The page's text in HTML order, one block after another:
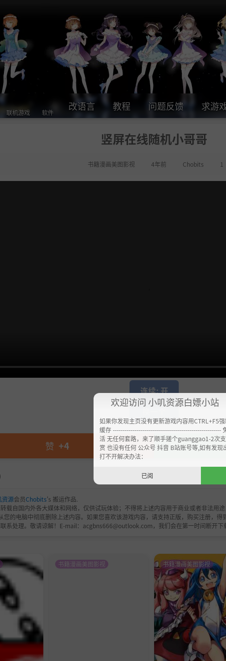
联机游戏 软件
改语言 教程 问题反馈 求游
竖屏在线随机小哥哥
书籍漫画美图影视 4年前 Chobits 1
连续: 开
赞 +4
资源会员Chobits's 搬运作品.
载自国内外各大媒体和网络，仅供试玩体验；不得将上述内容用于商业或者非法用
您的电脑中彻底删除上述内容。如果您喜欢该游戏内容，请支持正版，购买注册，
系处理。敬请谅解！E-mail：acgbns666@outlook.com，我们会在第一时间断开下
书籍漫画美图影视 书籍漫画美图影视
欢迎访问 小叽资源白嫖小站
如果你发现主页没有更新游戏内容用CTRL+F5
缓存 -------------------------------------------------------
活 无任何套路，来了顺手搓个guanggao1-2次
赏 也没有任何 公众号 抖音 B站账号等,如有发
打不开解决办法：
已阅